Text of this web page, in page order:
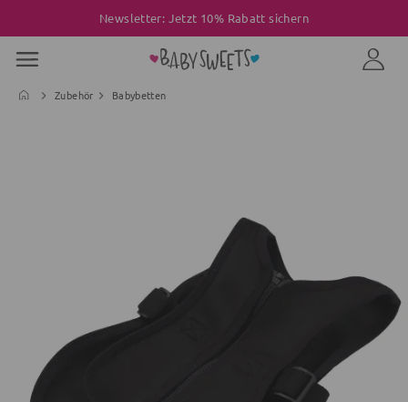
Newsletter: Jetzt 10% Rabatt sichern
Zubehör Babybetten